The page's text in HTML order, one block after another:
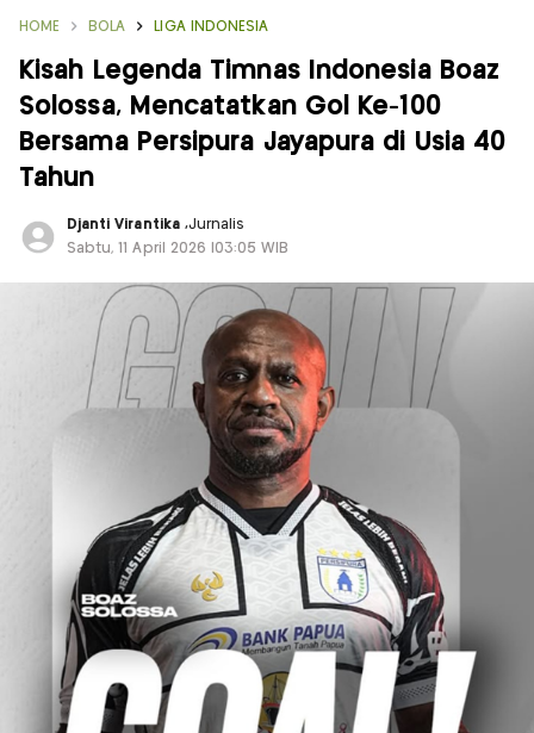
HOME BOLA LIGA INDONESIA
Kisah Legenda Timnas Indonesia Boaz
Solossa, Mencatatkan Gol Ke-100
Bersama Persipura Jayapura di Usia 40
Tahun
Djanti Virantika ,Jurnalis
Sabtu, 11 April 2026 |03:05 WIB